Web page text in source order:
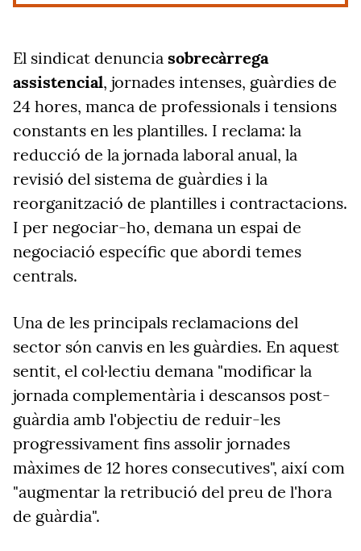
El sindicat denuncia sobrecàrrega
assistencial, jornades intenses, guàrdies de
24 hores, manca de professionals i tensions
constants en les plantilles. I reclama: la
reducció de la jornada laboral anual, la
revisió del sistema de guàrdies i la
reorganització de plantilles i contractacions.
I per negociar-ho, demana un espai de
negociació específic que abordi temes
centrals.
Una de les principals reclamacions del
sector són canvis en les guàrdies. En aquest
sentit, el col·lectiu demana "modificar la
jornada complementària i descansos post-
guàrdia amb l'objectiu de reduir-les
progressivament fins assolir jornades
màximes de 12 hores consecutives", així com
"augmentar la retribució del preu de l'hora
de guàrdia".